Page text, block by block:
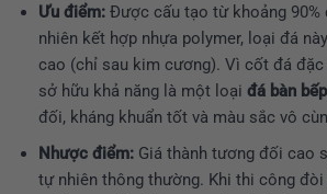
Ưu điểm:Được cấu tạo từ khoảng 90%
nhiên kết hợp nhựa polymer, loại đá
cao (chỉ sau kim cương). Vì cốt đá đặc
sở hữu khả năng là một loại đá bàn
đối, kháng khuẩn tốt và màu sắc vô
Nhược điểm:Giá thành tương đối cao
tự nhiên thông thường. Khi thi công